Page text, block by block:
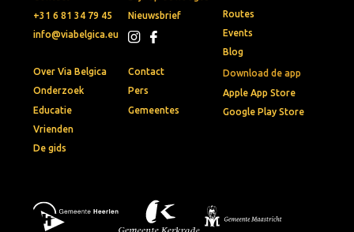
+31 6 81 34 79 45
info@viabelgica.eu
Nieuwsbrief
Download de app
Apple App Store
Google Play Store
Routes
Events
Blog
Over Via Belgica
Onderzoek
Educatie
Vrienden
De gids
Contact
Pers
Gemeentes